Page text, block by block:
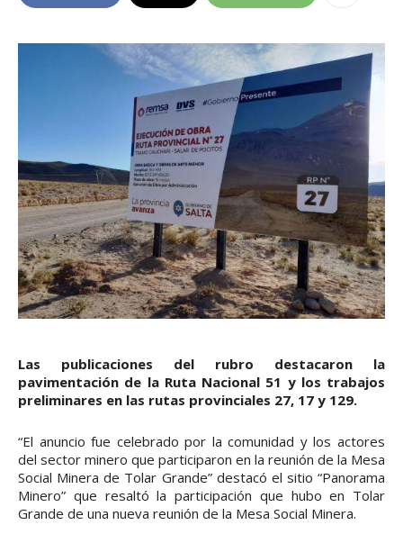
Las publicaciones del rubro destacaron la
pavimentación de la Ruta Nacional 51 y los trabajos
preliminares en las rutas provinciales 27, 17 y 129.
“El anuncio fue celebrado por la comunidad y los actores
del sector minero que participaron en la reunión de la Mesa
Social Minera de Tolar Grande” destacó el sitio “Panorama
Minero” que resaltó la participación que hubo en Tolar
Grande de una nueva reunión de la Mesa Social Minera.